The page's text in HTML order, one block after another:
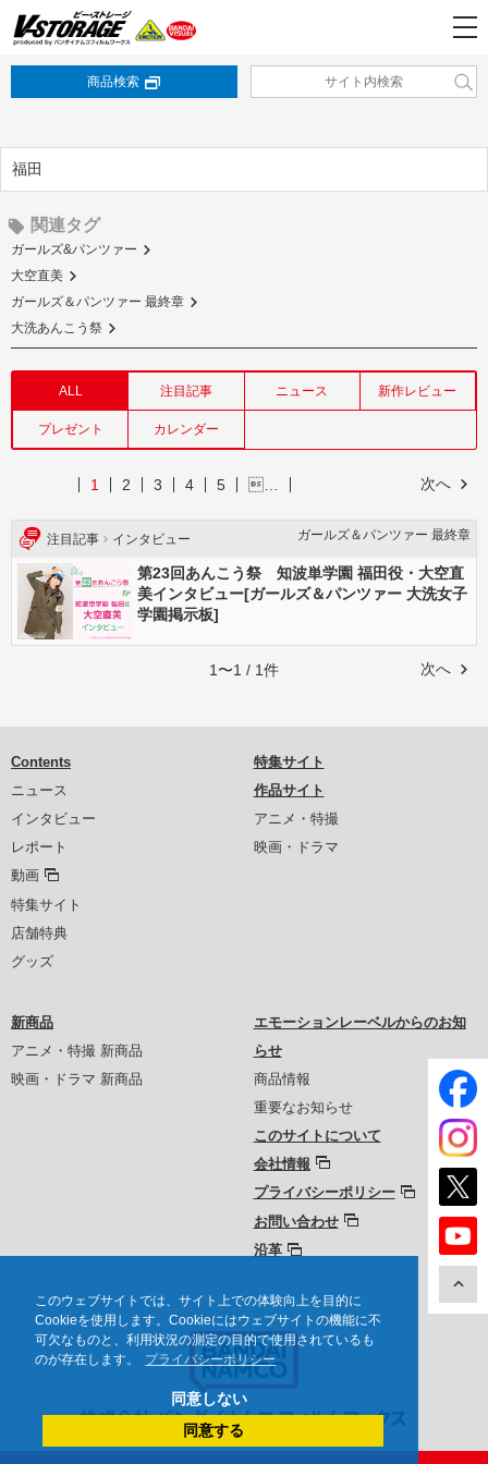
このウェブサイトでは、サイト上での体験向上を目的に
Cookieを使用します。Cookieにはウェブサイトの機能に不
可欠なものと、利用状況の測定の目的で使用されているも
のが存在します。
プライバシーポリシー
同意しない
同意する
商品検索
福田
関連タグ
ガールズ&パンツァー
大空直美
ガールズ＆パンツァー 最終章
大洗あんこう祭
ALL 注目記事 ニュース 新作レビュー
プレゼント カレンダー
次へ
1 2 3 4 5 …
注目記事 インタビュー ガールズ＆パンツァー 最終章
第23回あんこう祭 知波単学園 福田役・大空直
美インタビュー[ガールズ＆パンツァー 大洗女子
学園掲示板]
次へ
1〜1 / 1件
Contents
ニュース
インタビュー
レポート
動画
特集サイト
店舗特典
グッズ
特集サイト
作品サイト
アニメ・特撮
映画・ドラマ
新商品
アニメ・特撮 新商品
映画・ドラマ 新商品
エモーションレーベルからのお知
らせ
商品情報
重要なお知らせ
このサイトについて
会社情報
プライバシーポリシー
お問い合わせ
沿革